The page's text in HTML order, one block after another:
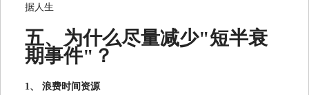
五、为什么尽量减少"短半衰
期事件"？
1、 浪费时间资源